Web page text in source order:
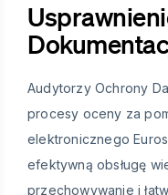
Audytorzy Ochrony
procesy oceny za
elektronicznego
efektywną obsługę
przechowywanie i